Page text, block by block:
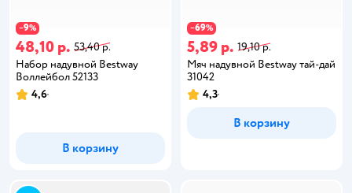
−9%
48,10 р. 53,40 р.
Набор надувной Bestway
Воллейбол 52133
4,6
В корзину
−69%
5,89 р. 19,10 р.
Мяч надувной Bestway тай-дай
31042
4,3
В корзину